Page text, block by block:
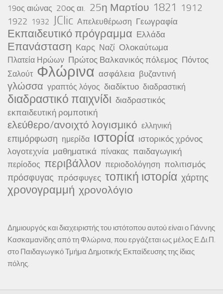
19ος αιώνας 20ος αι. 25η Μαρτίου 1821 1912
1922 1932 JClic Απελευθέρωση Γεωγραφία
Εκπαιδευτικό πρόγραμμα Ελλάδα
Επανάσταση Καρς Ναζί Ολοκαύτωμα
Πλατεία Ηρώων Πρώτος Βαλκανικός πόλεμος Πόντος
Σαλούτ Φλώρινα ασφάλεια βυζαντινή
γλώσσα γραπτός λόγος διαδίκτυο διαδραστική
διαδραστικό παιχνίδι διαδραστικός
εκπαιδευτική ρομποτική
ελεύθερο/ανοιχτό λογισμικό ελληνική
επιμόρφωση ημερίδα ιστορία ιστορικός χρόνος
λογοτεχνία μαθηματικά πίνακας παιδαγωγική
περίοδος περιβάλλον περιοδολόγηση πολιτισμός
πρόσφυγας πρόσφυγες τοπική ιστορία χάρτης
χρονογραμμή χρονολόγιο
Δημιουργός και διαχειριστής του ιστότοπου αυτού είναι ο Γιάννης
Κασκαμανίδης από τη Φλώρινα, που εργάζεται ως μέλος Ε.Δι.Π.
στο Παιδαγωγικό Τμήμα Δημοτικής Εκπαίδευσης της ίδιας
πόλης.